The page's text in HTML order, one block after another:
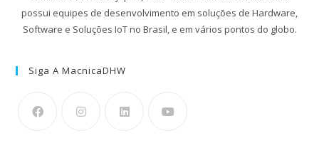
possui equipes de desenvolvimento em soluções de Hardware,
Software e Soluções IoT no Brasil, e em vários pontos do globo.
Siga A MacnicaDHW